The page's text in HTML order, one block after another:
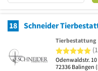
18 Schneider
Tierbestattung
5
Odenwaldstr. 10
72336 Balingen